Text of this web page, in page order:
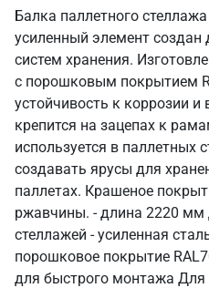
Балка паллетного
усиленный элемент создан
систем хранения.
с порошковым покрытием
устойчивость к коррозии
крепится на зацепах к
используется в паллетных
создавать ярусы для
паллетах. Крашеное
ржавчины. - длина 2220 мм
стеллажей - усиленная
порошковое покрытие
для быстрого монтажа Для